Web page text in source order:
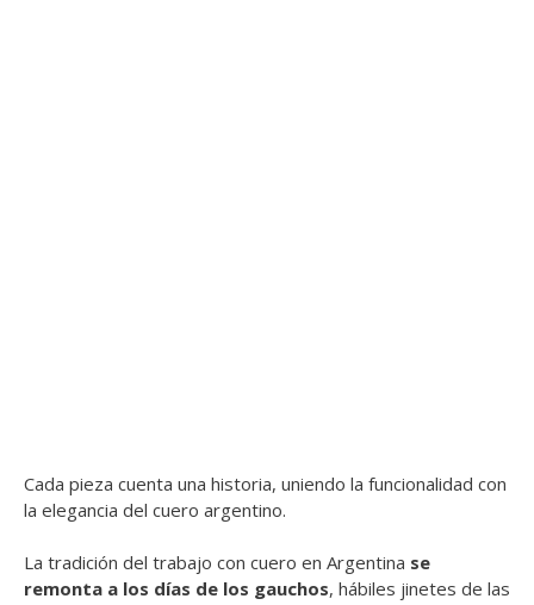
Cada pieza cuenta una historia, uniendo la funcionalidad con
la elegancia del cuero argentino.
La tradición del trabajo con cuero en Argentina se
remonta a los días de los gauchos, hábiles jinetes de las